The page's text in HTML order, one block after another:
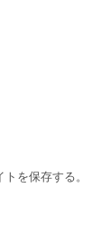
を保存する。